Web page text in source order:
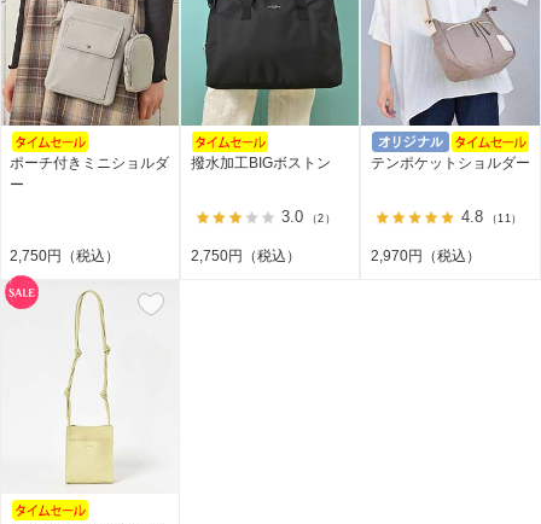
ポーチ付きミニショルダ
ー
2,750円（税込）
撥水加工BIGボストン
3.0 （2）
2,750円（税込）
テンポケットショルダー
4.8 （11）
2,970円（税込）